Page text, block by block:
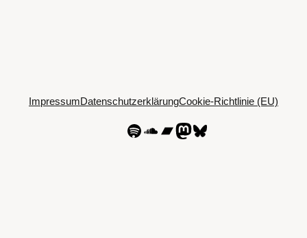
ImpressumDatenschutzerklärungCookie-Richtlinie (EU)
SpotifySoundCloud
Bandcamp
Mastodon